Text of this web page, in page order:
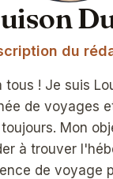
du
tous ! Je suis
de voyages
Mon
à trouver
de voyage